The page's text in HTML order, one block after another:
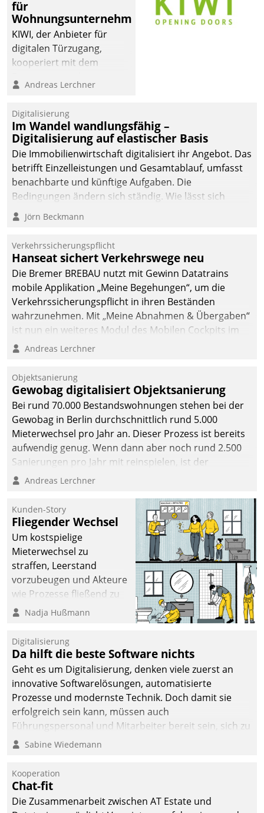
Immobilien GmbH hat
sich dabei für den Betrieb
der Lösung über die SAP
Cloud Platform
Unternehmen am
für
Wohnungsunternehmen
KIWI, der Anbieter für
digitalen Türzugang,
kooperiert mit dem
Softwareentwicklungshaus
Andreas Lerchner
Digitalisierung
Im Wandel wandlungsfähig –
Digitalisierung auf elastischer Basis
Die Immobilienwirtschaft digitalisiert ihr Angebot. Das
betrifft Einzelleistungen und Gesamtablauf, umfasst
benachbarte und künftige Aufgaben. Die
Bedingungen ändern sich ständig. Wie lässt sich
technisch die Kontrolle wahren und zugleich Freiraum
fürs Wachsen öffnen?
Jörn Beckmann
Verkehrssicherungspflicht
Hanseat sichert Verkehrswege neu
Die Bremer BREBAU nutzt mit Gewinn Datatrains
mobile Applikation „Meine Begehungen“, um die
Verkehrssicherungspflicht in ihren Beständen
wahrzunehmen. Mit „Meine Abnahmen & Übergaben“
ist nun ein weiteres Modul des Mobilen Cockpits im
Einsatz.
Andreas Lerchner
Objektsanierung
Gewobag digitalisiert Objektsanierung
Bei rund 70.000 Bestandswohnungen stehen bei der
Gewobag in Berlin durchschnittlich rund 5.000
Mieterwechsel pro Jahr an. Dieser Prozess ist bereits
aufwendig genug. Wenn dann aber noch rund 2.500
Sanierungen pro Jahr mit reinspielen, ist der
Betreuungs- und Organisationsaufwand immens. Im
kommunale Wohnungsbauunternehmen daher
gemeinsam mit der Berliner Datatrain GmbH den
Teilprozess der Objektsanierung digitalisiert.
Andreas Lerchner
Kunden-Story
Fliegender Wechsel
Um kostspielige
Mieterwechsel zu
straffen, Leerstand
vorzubeugen und Akteure
wie Prozesse fließend zu
vernetzen, nutzt die
Jahresbeginn eine
Überblick, Einsicht und
Eingriff bietende Lösung.
Zur Entwicklung setzte
man auf
Cloudtechnologie,
bewährte und Startup-
agile Projektmethoden.
Nadja Hußmann
Digitalisierung
Da hilft die beste Software nichts
Geht es um Digitalisierung, denken viele zuerst an
innovative Softwarelösungen, automatisierte
Prozesse und modernste Technik. Doch damit sie
erfolgreich sein kann, müssen auch
Führungspersonal und Mitarbeiter bereit sein, sich zu
verändern und anzupassen, sonst werden sie an ihr
Sabine Wiedemann
Kooperation
Chat-fit
Die Zusammenarbeit zwischen AT Estate und